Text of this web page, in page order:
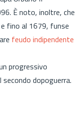
È noto, inoltre, che
fino al 1679, funse
feudo indipendente
progressivo
dopoguerra.